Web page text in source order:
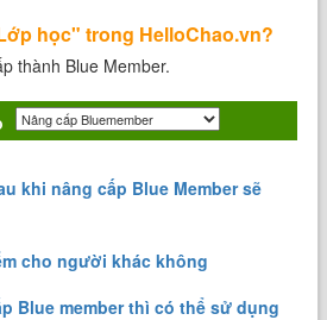
học" trong HelloChao.vn?
thành Blue Member.
khi nâng cấp Blue Member sẽ
cho người khác không
Blue member thì có thể sử dụng